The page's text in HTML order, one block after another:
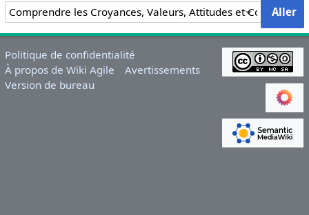
Politique de confidentialité
À propos de Wiki Agile
Avertissements
Version de bureau